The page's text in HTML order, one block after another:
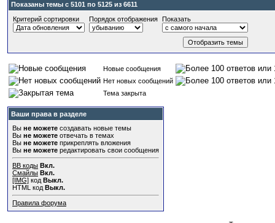
Показаны темы с 5101 по 5125 из 6611
Критерий сортировки
Порядок отображения Показать
Новые сообщения
Нет новых сообщений
Тема закрыта
Ваши права в разделе
Вы не можете создавать новые темы
Вы не можете отвечать в темах
Вы не можете прикреплять вложения
Вы не можете редактировать свои сообщения
BB коды Вкл.
Смайлы Вкл.
[IMG] код Выкл.
HTML код Выкл.
Правила форума